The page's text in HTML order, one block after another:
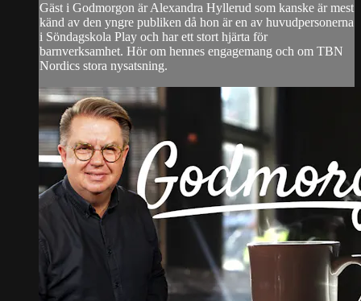
Gäst i Godmorgon är Alexandra Hyllerud som kanske är mest
känd av den yngre publiken då hon är en av huvudpersonerna
i Söndagskola Play och har ett stort hjärta för
barnverksamhet. Hör om hennes engagemang och om TBN
Nordics stora nysatsning.